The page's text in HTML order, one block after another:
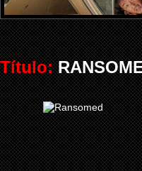
Título: